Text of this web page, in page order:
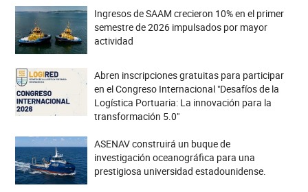
Ingresos de SAAM crecieron 10% en el primer
semestre de 2026 impulsados por mayor
actividad
Abren inscripciones gratuitas para participar
en el Congreso Internacional "Desafíos de la
Logística Portuaria: La innovación para la
transformación 5.0"
ASENAV construirá un buque de
investigación oceanográfica para una
prestigiosa universidad estadounidense.